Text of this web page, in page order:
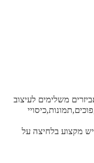
מתמחה באביזרים משלימים לעיצוב
מקצוע בלחיצה על